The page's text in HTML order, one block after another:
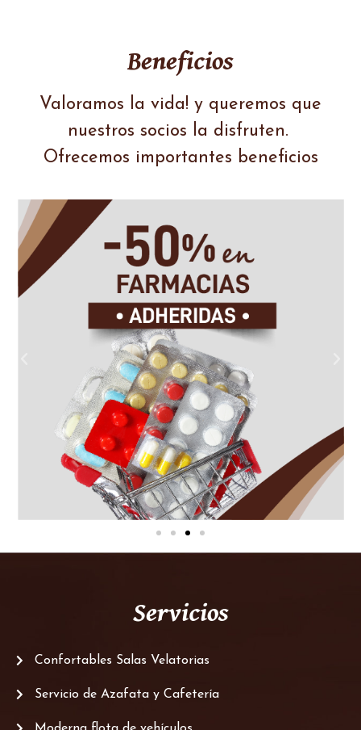
Beneficios
Valoramos la vida! y queremos que
nuestros socios la disfruten.
Ofrecemos importantes beneficios
Servicios
Confortables Salas Velatorias
Servicio de Azafata y Cafetería